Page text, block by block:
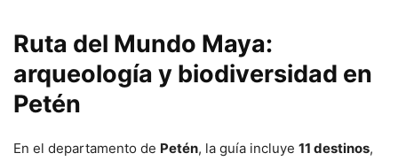
Ruta del Mundo Maya:
arqueología y biodiversidad en
Petén
En el departamento de Petén, la guía incluye 11 destinos,